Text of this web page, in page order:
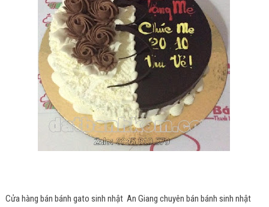
Cửa hàng bán bánh gato sinh nhật An Giang chuyên bán bánh sinh nhật